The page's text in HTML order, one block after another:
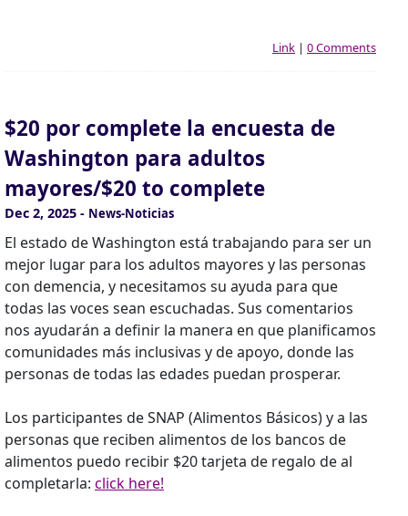
Link | 0 Comments
$20 por complete la encuesta de
Washington para adultos
mayores/$20 to complete
Dec 2, 2025 - News-Noticias
El estado de Washington está trabajando para ser un
mejor lugar para los adultos mayores y las personas
con demencia, y necesitamos su ayuda para que
todas las voces sean escuchadas. Sus comentarios
nos ayudarán a definir la manera en que planificamos
comunidades más inclusivas y de apoyo, donde las
personas de todas las edades puedan prosperar.
Los participantes de SNAP (Alimentos Básicos) y a las
personas que reciben alimentos de los bancos de
alimentos puedo recibir $20 tarjeta de regalo de al
completarla: click here!